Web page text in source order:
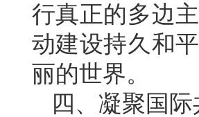
行真正的多边
动建设持久和
丽的世界。
四、凝聚国